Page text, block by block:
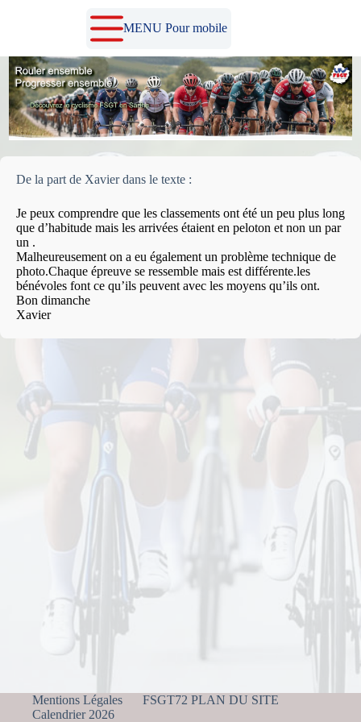
MENU Pour mobile
De la part de Xavier dans le texte :
Je peux comprendre que les classements ont été un peu plus long
que d’habitude mais les arrivées étaient en peloton et non un par
un .
Malheureusement on a eu également un problème technique de
photo.Chaque épreuve se ressemble mais est différente.les
bénévoles font ce qu’ils peuvent avec les moyens qu’ils ont.
Bon dimanche
Xavier
Mentions Légales
FSGT72 PLAN DU SITE
Calendrier 2026